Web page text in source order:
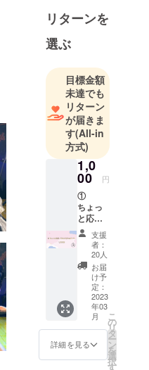
と「ロッ
全く異なる
２つのコン
セプトを持
つ5人組女性
アイドルグ
ループで、
「アイドル
とアニメ」
を繋ぐ架け
橋になりた
いという想
いのもと結
成し、メン
バー全員の
夢として、
アニソンの
主題歌を歌
うことを目
標としてい
リターンを
選ぶ
目標金額
未達でも
リターン
が届きま
す(All-in
方式)
1,0
00 円
①
ちょっ
と応援
してみ
ようか
なぁ
コー
ス
1,000円
1.立ち
位置投
票権付
きチェ
キ券（1
枠）※投
票をし
支援
者：
20人
お届
け予
定：
2023
年03
月
詳細を見る
こ
の
リ
タ
ー
ン
を
選
択
す